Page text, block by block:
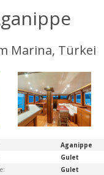
Marina, Türkei
Aganippe
Gulet
Gulet